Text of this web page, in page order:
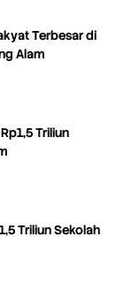
Terbesar di
Alam
Triliun
Triliun Sekolah